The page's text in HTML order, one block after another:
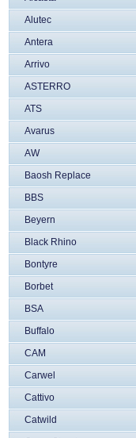
Alutec
Antera
Arrivo
ASTERRO
ATS
Avarus
AW
Baosh Replace
BBS
Beyern
Black Rhino
Bontyre
Borbet
BSA
Buffalo
CAM
Carwel
Cattivo
Catwild